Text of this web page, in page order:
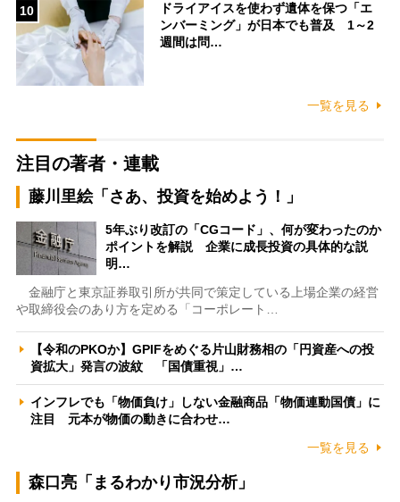
10
ドライアイスを使わず遺体を保つ「エ
ンバーミング」が日本でも普及 1～2
週間は問…
一覧を見る
注目の著者・連載
藤川里絵「さあ、投資を始めよう！」
5年ぶり改訂の「CGコード」、何が変わったのか
ポイントを解説 企業に成長投資の具体的な説
明…
金融庁と東京証券取引所が共同で策定している上場企業の経営
や取締役会のあり方を定める「コーポレート…
【令和のPKOか】GPIFをめぐる片山財務相の「円資産への投
資拡大」発言の波紋 「国債重視」…
インフレでも「物価負け」しない金融商品「物価連動国債」に
注目 元本が物価の動きに合わせ…
一覧を見る
森口亮「まるわかり市況分析」